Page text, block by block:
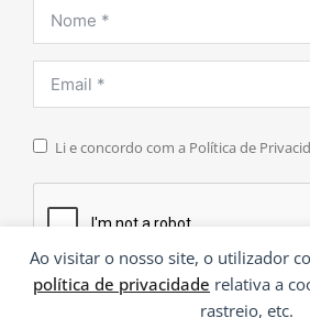
Ao visitar o nosso site, o utilizador
política de privacidade relativa a
rastreio, etc.
Li e concordo com a Política de
INSCREVER